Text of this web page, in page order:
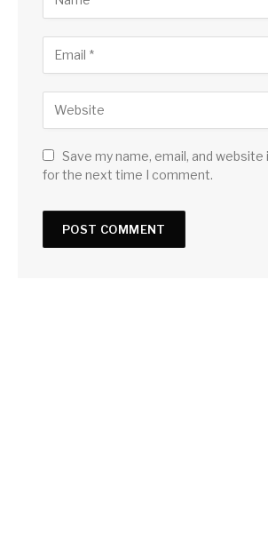
Save my name, email, and
for the next time I comment.